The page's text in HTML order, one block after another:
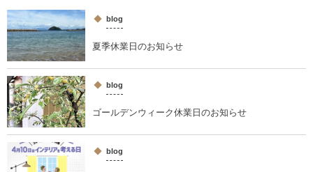
blog
夏季休業日のお知らせ
blog
ゴールデンウィーク休業日のお知らせ
blog